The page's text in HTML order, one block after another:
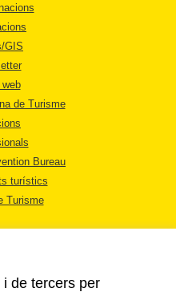
GIS
web
de Turisme
Bureau
turístics
Turisme
de tercers per